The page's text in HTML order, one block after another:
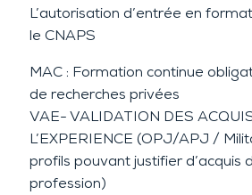
L’autorisation d’entrée en
le CNAPS
MAC : Formation continue
de recherches privées
VAE- VALIDATION DES
L’EXPERIENCE (OPJ/APJ /
profils pouvant justifier d’acquis
profession)